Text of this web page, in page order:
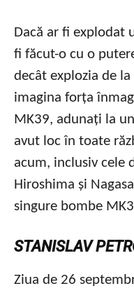
Dacă ar fi explodat
fi făcut-o cu o
decât explozia de
imagina forța
MK39, adunați la
avut loc în toate
acum, inclusiv cele
Hiroshima și
singure bombe
STANISLAV
Ziua de 26